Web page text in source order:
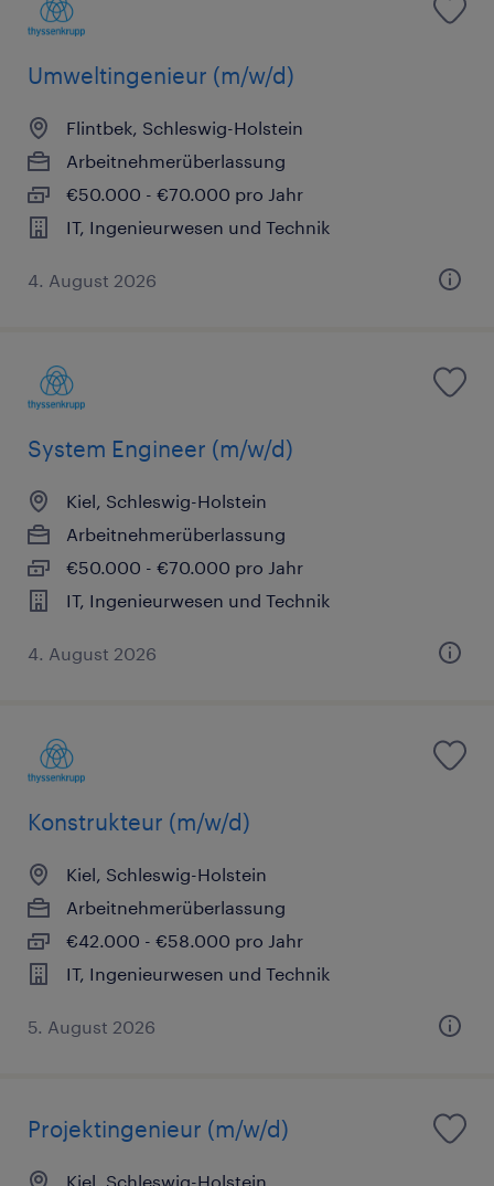
Umweltingenieur (m/w/d)
Flintbek, Schleswig-Holstein
Arbeitnehmerüberlassung
€50.000 - €70.000 pro Jahr
IT, Ingenieurwesen und Technik
4. August 2026
System Engineer (m/w/d)
Kiel, Schleswig-Holstein
Arbeitnehmerüberlassung
€50.000 - €70.000 pro Jahr
IT, Ingenieurwesen und Technik
4. August 2026
Konstrukteur (m/w/d)
Kiel, Schleswig-Holstein
Arbeitnehmerüberlassung
€42.000 - €58.000 pro Jahr
IT, Ingenieurwesen und Technik
5. August 2026
Projektingenieur (m/w/d)
Kiel, Schleswig-Holstein